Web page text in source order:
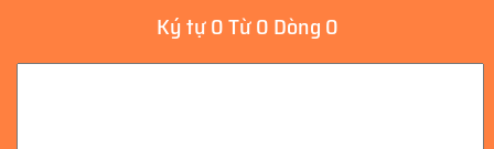
Ký tự0Từ0Dòng0